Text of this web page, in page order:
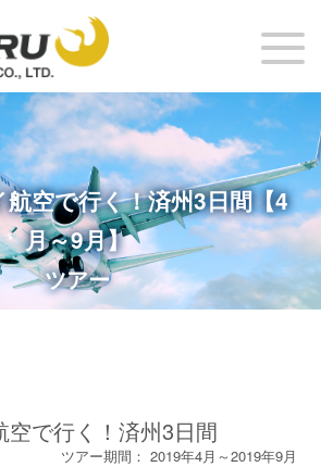
空で行く！済州3日間【4
月～9月】
ツアー
空で行く！済州3日間
ツアー期間： 2019年4月～2019年9月